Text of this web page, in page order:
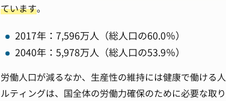
ています。
2017年：7,596万人（総人口の60.0％）
2040年：5,978万人（総人口の53.9％）
労働人口が減るなか、生産性の維持には健康で働ける
ルティングは、国全体の労働力確保のために必要な取り